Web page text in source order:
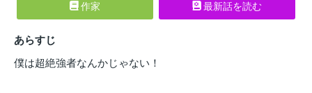
作家 最新話を読む
あらすじ
僕は超絶強者なんかじゃない！